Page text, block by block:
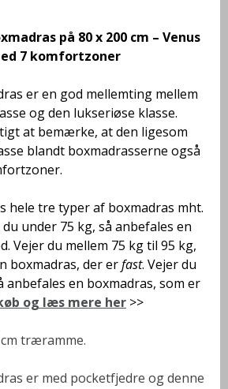
på 80 x 200 cm – Venus
7 komfortzoner
er en god mellemting mellem
og den lukseriøse klasse.
at bemærke, at den ligesom
blandt boxmadrasserne også
hele tre typer af boxmadras mht.
under 75 kg, så anbefales en
Vejer du mellem 75 kg til 95 kg,
boxmadras, der erfast. Vejer du
anbefales en boxmadras, som er
og læs mere her >>
træramme.
er med pocketfjedre og denne